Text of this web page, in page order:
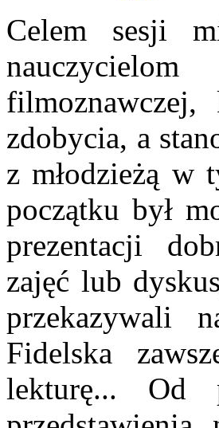
Celem sesji
zdobycia, a
z młodzieżą w
początku był
prezentacji
zajęć lub
przekazywali
Fidelska
lekturę... Od